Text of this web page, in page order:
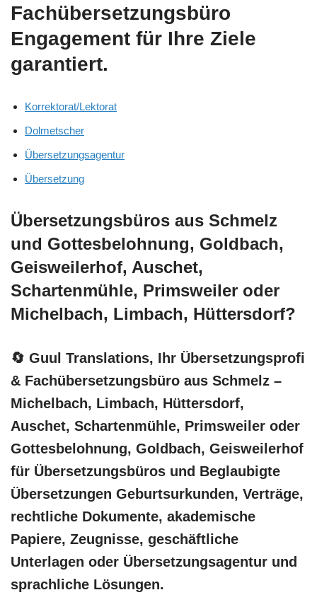
Fachübersetzungsbüro
Engagement für Ihre Ziele
garantiert.
Korrektorat/Lektorat
Dolmetscher
Übersetzungsagentur
Übersetzung
Übersetzungsbüros aus Schmelz
und Gottesbelohnung, Goldbach,
Geisweilerhof, Auschet,
Schartenmühle, Primsweiler oder
Michelbach, Limbach, Hüttersdorf?
🔄 Guul Translations, Ihr Übersetzungsprofi
& Fachübersetzungsbüro aus Schmelz –
Michelbach, Limbach, Hüttersdorf,
Auschet, Schartenmühle, Primsweiler oder
Gottesbelohnung, Goldbach, Geisweilerhof
für Übersetzungsbüros und Beglaubigte
Übersetzungen Geburtsurkunden, Verträge,
rechtliche Dokumente, akademische
Papiere, Zeugnisse, geschäftliche
Unterlagen oder Übersetzungsagentur und
sprachliche Lösungen.